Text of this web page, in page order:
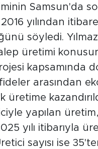
Samsun'da
yılından
söyledi.
üretimi
kapsamında
arasından
üretime
yapılan
yılı itibarıyla
sayısı ise